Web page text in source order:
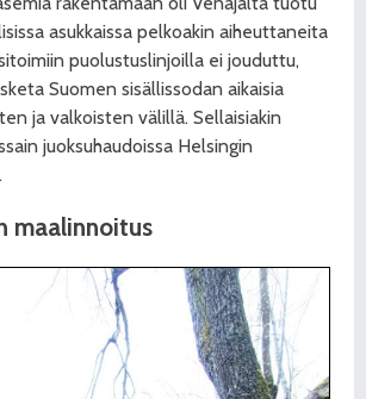
asukkaissa pelkoakin aiheuttaneita
puolustuslinjoilla ei jouduttu,
Suomen sisällissodan aikaisia
ja valkoisten välillä. Sellaisiakin
juoksuhaudoissa Helsingin
maalinnoitus